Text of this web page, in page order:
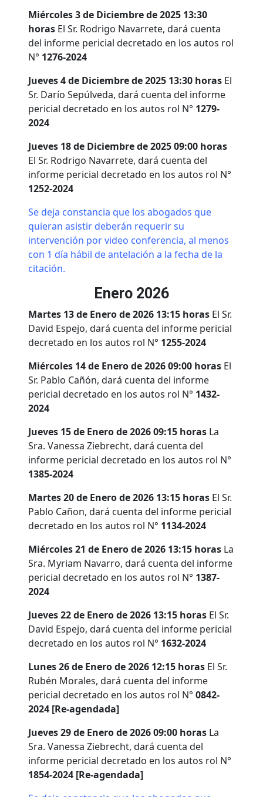
Miércoles 3 de Diciembre de 2025 13:30
horas El Sr. Rodrigo Navarrete, dará cuenta
del informe pericial decretado en los autos rol
N° 1276-2024
Jueves 4 de Diciembre de 2025 13:30 horas El
Sr. Darío Sepúlveda, dará cuenta del informe
pericial decretado en los autos rol N° 1279-
2024
Jueves 18 de Diciembre de 2025 09:00 horas
El Sr. Rodrigo Navarrete, dará cuenta del
informe pericial decretado en los autos rol N°
1252-2024
Se deja constancia que los abogados que
quieran asistir deberán requerir su
intervención por video conferencia, al menos
con 1 día hábil de antelación a la fecha de la
citación.
Enero 2026
Martes 13 de Enero de 2026 13:15 horas El Sr.
David Espejo, dará cuenta del informe pericial
decretado en los autos rol N° 1255-2024
Miércoles 14 de Enero de 2026 09:00 horas El
Sr. Pablo Cañón, dará cuenta del informe
pericial decretado en los autos rol N° 1432-
2024
Jueves 15 de Enero de 2026 09:15 horas La
Sra. Vanessa Ziebrecht, dará cuenta del
informe pericial decretado en los autos rol N°
1385-2024
Martes 20 de Enero de 2026 13:15 horas El Sr.
Pablo Cañon, dará cuenta del informe pericial
decretado en los autos rol N° 1134-2024
Miércoles 21 de Enero de 2026 13:15 horas La
Sra. Myriam Navarro, dará cuenta del informe
pericial decretado en los autos rol N° 1387-
2024
Jueves 22 de Enero de 2026 13:15 horas El Sr.
David Espejo, dará cuenta del informe pericial
decretado en los autos rol N° 1632-2024
Lunes 26 de Enero de 2026 12:15 horas El Sr.
Rubén Morales, dará cuenta del informe
pericial decretado en los autos rol N° 0842-
2024 [Re-agendada]
Jueves 29 de Enero de 2026 09:00 horas La
Sra. Vanessa Ziebrecht, dará cuenta del
informe pericial decretado en los autos rol N°
1854-2024 [Re-agendada]